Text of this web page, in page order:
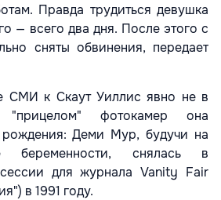
Правда трудиться девушка
— всего два дня. После этого с
сняты обвинения, передает
СМИ к Скаут Уиллис явно не в
фотокамер она
Деми Мур, будучи на
беременности, снялась в
для журнала Vanity Fair
в 1991 году.